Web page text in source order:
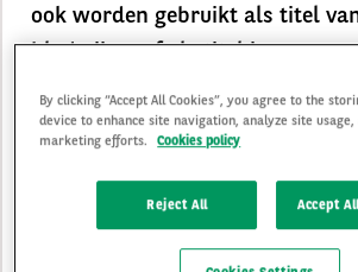
ook worden gebruikt als titel
bladwijzer of als titel in
weergegeven in de titelbalk van
webbrowser wanneer u deze
By clicking “Accept All Cookies”, you agree to the
device to enhance site navigation, analyze site
marketing efforts.
Cookies policy
Reject All Accept